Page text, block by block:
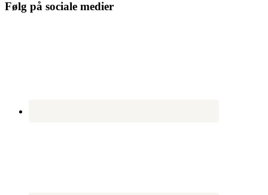
Følg på sociale medier